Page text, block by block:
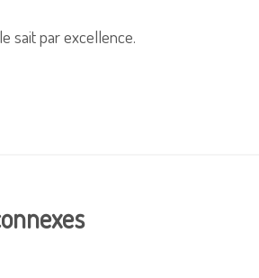
sait par excellence.